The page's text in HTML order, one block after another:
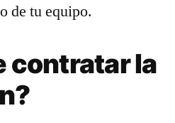
de tu equipo.
contratar la